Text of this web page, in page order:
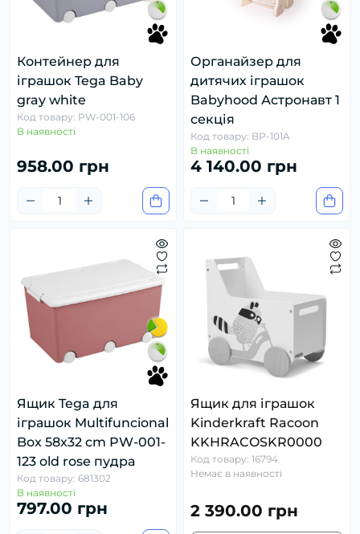
Контейнер для
іграшок Tega Baby
gray white
Код товару: PW-001-106
В наявності
958.00 грн
Органайзер для
дитячих іграшок
Babyhood Астронавт 1
секція
Код товару: BP-101A
В наявності
4 140.00 грн
Ящик Tega для
іграшок Multifuncional
Box 58x32 cm PW-001-
123 old rose пудра
Код товару: 681302
В наявності
797.00 грн
Ящик для іграшок
Kinderkraft Racoon
KKHRACOSKR0000
Код товару: 16794
Немає в наявності
2 390.00 грн